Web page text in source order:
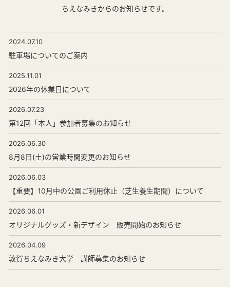
ちえなみきからのお知らせです。
2024.07.10
駐車場についてのご案内
2025.11.01
2026年の休業日について
2026.07.23
第12回「本人」参加者募集のお知らせ
2026.06.30
8月8日(土)の営業時間変更のお知らせ
2026.06.03
【重要】10月中の公園ご利用休止（芝生養生期間）について
2026.06.01
オリジナルグッズ・新デザイン 販売開始のお知らせ
2026.04.09
敦賀ちえなみき大学 講師募集のお知らせ